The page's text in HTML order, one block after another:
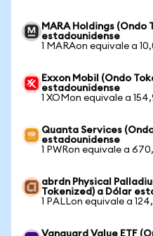
MARA Holdings (Ondo
estadounidense
1 MARAon equivale a
Exxon Mobil (Ondo
estadounidense
1 XOMon equivale a
Quanta Services
estadounidense
1 PWRon equivale a
abrdn Physical
Tokenized) a Dólar
1 PALLon equivale a
Vanguard Value ETF